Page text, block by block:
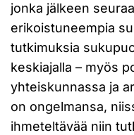
jonka jälkeen
erikoistuneempia
tutkimuksia
keskiajalla – myös
yhteiskunnassa ja
on ongelmansa,
ihmeteltävää niin